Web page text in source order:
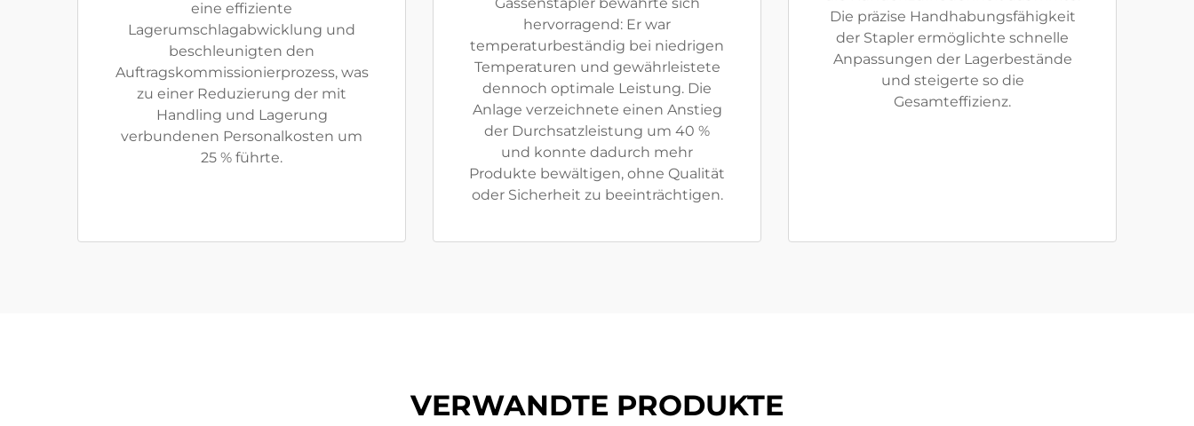
eine effiziente
Lagerumschlagabwicklung und
beschleunigten den
Auftragskommissionierprozess, was
zu einer Reduzierung der mit
Handling und Lagerung
verbundenen Personalkosten um
25 % führte.
hervorragend: Er war
temperaturbeständig bei niedrigen
Temperaturen und gewährleistete
dennoch optimale Leistung. Die
Anlage verzeichnete einen Anstieg
der Durchsatzleistung um 40 %
und konnte dadurch mehr
Produkte bewältigen, ohne Qualität
oder Sicherheit zu beeinträchtigen.
Die präzise Handhabungsfähigkeit
der Stapler ermöglichte schnelle
Anpassungen der Lagerbestände
und steigerte so die
Gesamteffizienz.
VERWANDTE PRODUKTE